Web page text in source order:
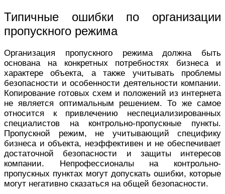
Типичные ошибки по организации
пропускного режима
Организация пропускного режима должна быть
основана на конкретных потребностях бизнеса и
характере объекта, а также учитывать проблемы
безопасности и особенности деятельности компании.
Копирование готовых схем и положений из интернета
не является оптимальным решением. То же самое
относится к привлечению неспециализированных
специалистов на контрольно-пропускные пункты.
Пропускной режим, не учитывающий специфику
бизнеса и объекта, неэффективен и не обеспечивает
достаточной безопасности и защиты интересов
компании. Непрофессионалы на контрольно-
пропускных пунктах могут допускать ошибки, которые
могут негативно сказаться на общей безопасности.